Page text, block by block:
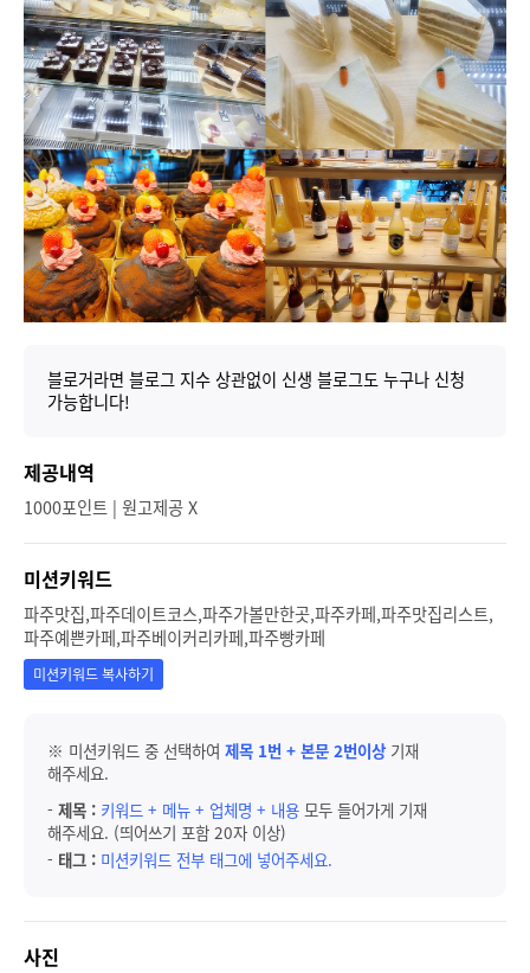
블로거라면 블로그 지수 상관없이 신생 블로그도 누구나 신청
가능합니다!
제공내역
1000포인트 | 원고제공 X
미션키워드
파주맛집,파주데이트코스,파주가볼만한곳,파주카페,파주맛집리스트,
파주예쁜카페,파주베이커리카페,파주빵카페
미션키워드 복사하기
※ 미션키워드 중 선택하여 제목 1번 + 본문 2번이상 기재
해주세요.
- 제목 : 키워드 + 메뉴 + 업체명 + 내용 모두 들어가게 기재
해주세요. (띄어쓰기 포함 20자 이상)
- 태그 : 미션키워드 전부 태그에 넣어주세요.
사진